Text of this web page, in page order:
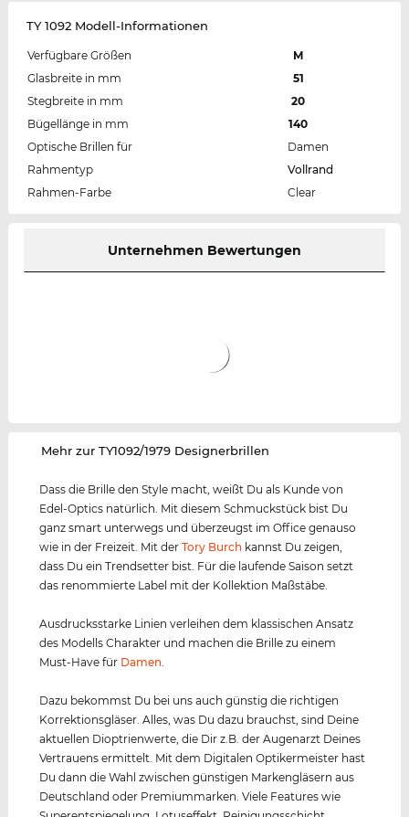
TY 1092 Modell-Informationen
Verfügbare Größen
M
Glasbreite in mm
51
Stegbreite in mm
20
Bügellänge in mm
140
Optische Brillen für
Damen
Rahmentyp
Vollrand
Rahmen-Farbe
Clear
Unternehmen Bewertungen
‌Mehr zur TY1092/1979 Designerbrillen
Dass die Brille den Style macht, weißt Du als Kunde von
Edel-Optics natürlich. Mit diesem Schmuckstück bist Du
ganz smart unterwegs und überzeugst im Office genauso
wie in der Freizeit. Mit derTory Burch kannst Du zeigen,
dass Du ein Trendsetter bist. Für die laufende Saison setzt
das renommierte Label mit der Kollektion Maßstäbe.
Ausdrucksstarke Linien verleihen dem klassischen Ansatz
des Modells Charakter und machen die Brille zu einem
Must-Have für Damen.
Dazu bekommst Du bei uns auch günstig die richtigen
Korrektionsgläser. Alles, was Du dazu brauchst, sind Deine
aktuellen Dioptrienwerte, die Dir z.B. der Augenarzt Deines
Vertrauens ermittelt. Mit dem Digitalen Optikermeister hast
Du dann die Wahl zwischen günstigen Markengläsern aus
Deutschland oder Premiummarken. Viele Features wie